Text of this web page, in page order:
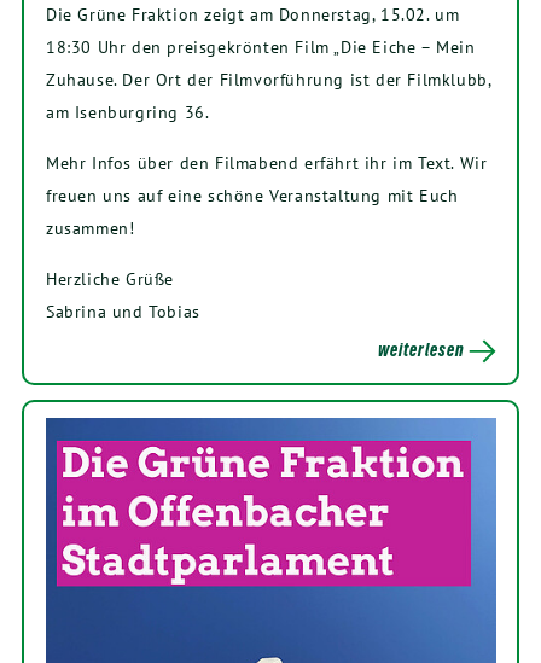
Die Grüne Fraktion zeigt am Donnerstag, 15.02. um
18:30 Uhr den preisgekrönten Film „Die Eiche – Mein
Zuhause. Der Ort der Filmvorführung ist der Filmklubb,
am Isenburgring 36.
Mehr Infos über den Filmabend erfährt ihr im Text. Wir
freuen uns auf eine schöne Veranstaltung mit Euch
zusammen!
Herzliche Grüße
Sabrina und Tobias
weiterlesen